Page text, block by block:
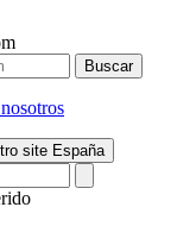
Buscar
site España